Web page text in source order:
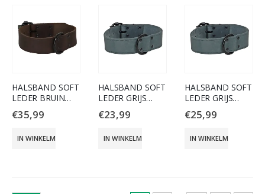
HALSBAND SOFT
LEDER BRUIN
40MM/70CM
€35,99
IN WINKELMAND
HALSBAND SOFT
LEDER GRIJS
30MM/40CM
€23,99
IN WINKELMAND
HALSBAND SOFT
LEDER GRIJS
30MM/50CM
€25,99
IN WINKELMAND